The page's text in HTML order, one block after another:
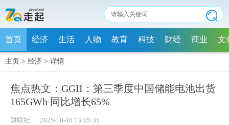
首页 经济 生活 人物 教育 科技 财经 商业 文
主页 > 经济 > 详情
焦点热文：GGII：第三季度中国储能电池出货
165GWh 同比增长65%
财联社 2025-10-16 13:05:35